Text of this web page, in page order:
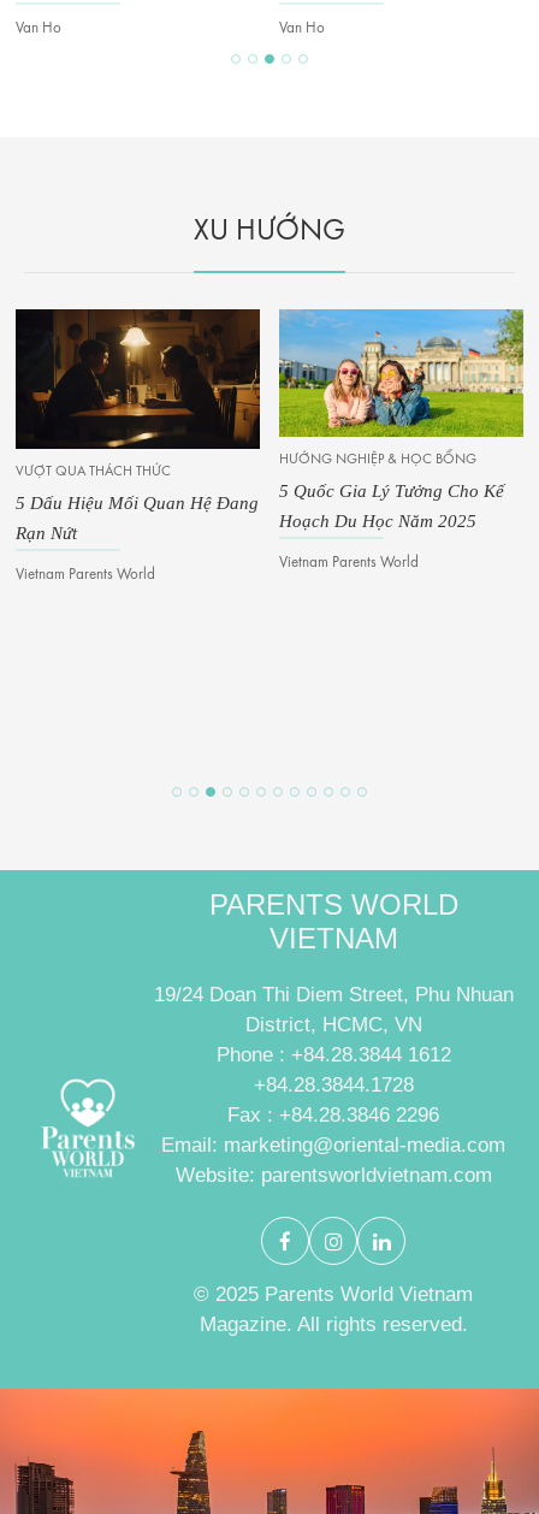
Van Ho Van Ho
XU HƯỚNG
VƯỢT QUA THÁCH THỨC
5 Dấu Hiệu Mối Quan Hệ Đang
Rạn Nứt
Vietnam Parents World
HƯỚNG NGHIỆP & HỌC BỔNG
5 Quốc Gia Lý Tưởng Cho Kế
Hoạch Du Học Năm 2025
Vietnam Parents World
PARENTS WORLD
VIETNAM
19/24 Doan Thi Diem Street, Phu Nhuan
District, HCMC, VN
Phone : +84.28.3844 1612
+84.28.3844.1728
Fax : +84.28.3846 2296
Email: marketing@oriental-media.com
Website: parentsworldvietnam.com
© 2025 Parents World Vietnam
Magazine. All rights reserved.